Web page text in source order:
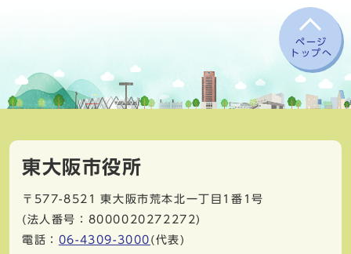
ページ
トップへ
東大阪市役所
〒577-8521
東大阪市荒本北一丁目1番1号
(法人番号：8000020272272)
電話： 06-4309-3000 (代表)